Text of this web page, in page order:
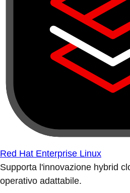
Red Hat Enterprise Linux
Supporta l'innovazione hybrid
operativo adattabile.